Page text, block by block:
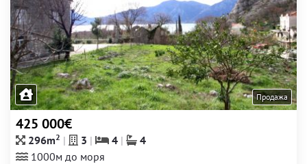
Продажа
425 000€
296m2 3 4
4
1000м до моря